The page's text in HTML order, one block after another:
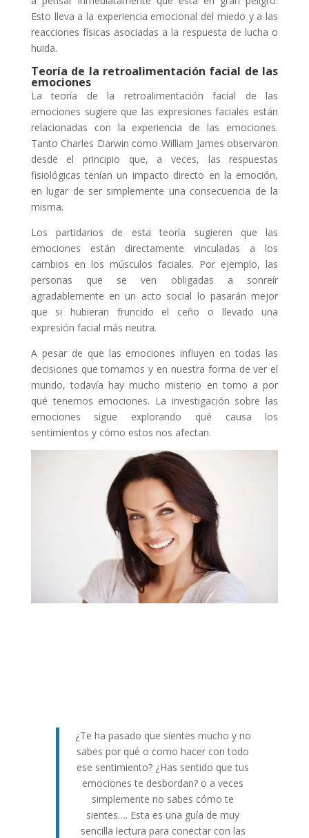
Esto lleva a la experiencia emocional del miedo y a las
reacciones físicas asociadas a la respuesta de lucha o
huida.
Teoría de la retroalimentación facial de las
emociones
La teoría de la retroalimentación facial de las
emociones sugiere que las expresiones faciales están
relacionadas con la experiencia de las emociones.
Tanto Charles Darwin como William James observaron
desde el principio que, a veces, las respuestas
fisiológicas tenían un impacto directo en la emoción,
en lugar de ser simplemente una consecuencia de la
misma.
Los partidarios de esta teoría sugieren que las
emociones están directamente vinculadas a los
cambios en los músculos faciales. Por ejemplo, las
personas que se ven obligadas a sonreír
agradablemente en un acto social lo pasarán mejor
que si hubieran fruncido el ceño o llevado una
expresión facial más neutra.
A pesar de que las emociones influyen en todas las
decisiones que tomamos y en nuestra forma de ver el
mundo, todavía hay mucho misterio en torno a por
qué tenemos emociones. La investigación sobre las
emociones sigue explorando qué causa los
sentimientos y cómo estos nos afectan.
¿Te ha pasado que sientes mucho y no
sabes por qué o como hacer con todo
ese sentimiento? ¿Has sentido que tus
emociones te desbordan? o a veces
simplemente no sabes cómo te
sientes…. Esta es una guía de muy
sencilla lectura para conectar con las